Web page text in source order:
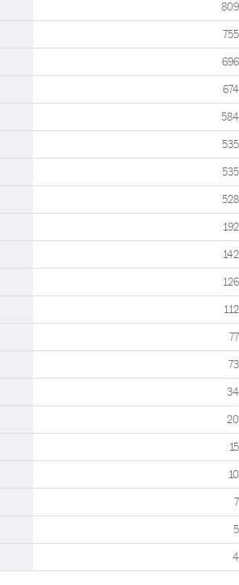
809
755
696
674
584
535
535
528
192
142
126
112
77
73
34
20
15
10
7
5
4